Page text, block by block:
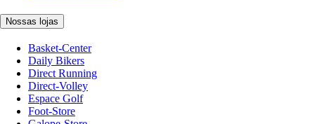
Nossas lojas
Basket-Center
Daily Bikers
Direct Running
Direct-Volley
Espace Golf
Foot-Store